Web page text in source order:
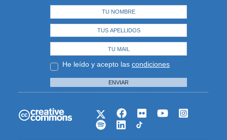
He leído y acepto las condiciones
ENVIAR